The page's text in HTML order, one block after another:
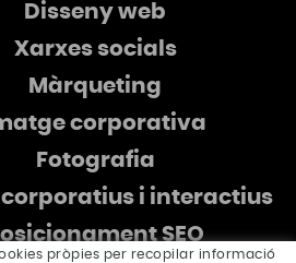
Disseny web
Xarxes socials
Màrqueting
corporativa
Fotografia
i interactius
SEO
pròpies per recopilar informació